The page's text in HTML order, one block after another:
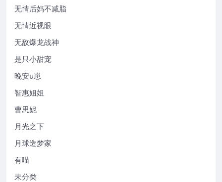
无情后妈不减脂
无情近视眼
无敌爆龙战神
是只小甜宠
晚安u崽
智惠姐姐
曹思妮
月光之下
月球造梦家
有喵
未分类